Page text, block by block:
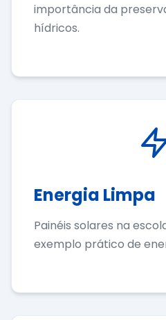
importância da
hídricos.
Energia Limpa
Painéis solares na
exemplo prático de